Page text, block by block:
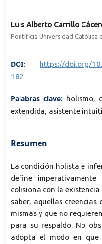
Luis Alberto Carrillo
Pontificia Universidad Católica
DOI:
https://doi.org/
182
Palabras clave: holismo,
extendida, asistente
Resumen
La condición holista e
define
colisiona con la
saber, aquellas
mismas y que no
para su respaldo. No
adopta el modo en que